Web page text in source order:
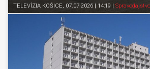
TELEVÍZIA KOŠICE, 07.07.2026 | 14:19 | Spravodajstvo